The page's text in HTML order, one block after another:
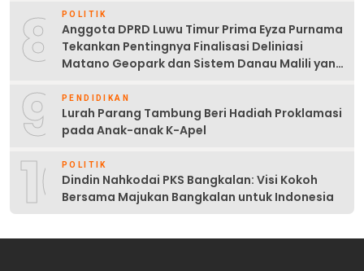
8 POLITIK
Anggota DPRD Luwu Timur Prima Eyza Purnama
Tekankan Pentingnya Finalisasi Deliniasi
Matano Geopark dan Sistem Danau Malili yang
9 PENDIDIKAN
Lurah Parang Tambung Beri Hadiah Proklamasi
pada Anak-anak K-Apel
10POLITIK
Dindin Nahkodai PKS Bangkalan: Visi Kokoh
Bersama Majukan Bangkalan untuk Indonesia